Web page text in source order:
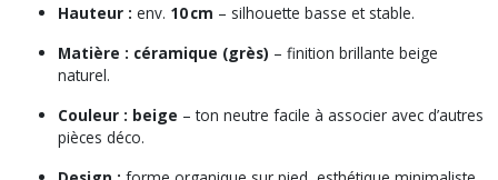
Hauteur : env. 10 cm – silhouette basse et stable.
Matière : céramique (grès) – finition brillante beige
naturel.
Couleur : beige – ton neutre facile à associer avec d’autres
pièces déco.